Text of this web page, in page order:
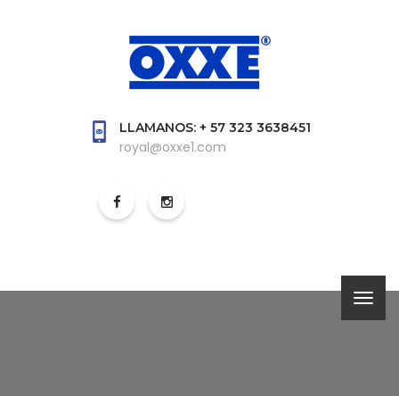
LLAMANOS: + 57 323 3638451
royal@oxxe1.com